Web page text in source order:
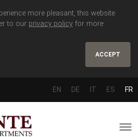
more pleasant, this website
to our privacy policy for more
ACCEPT
EN DE IT ES FR